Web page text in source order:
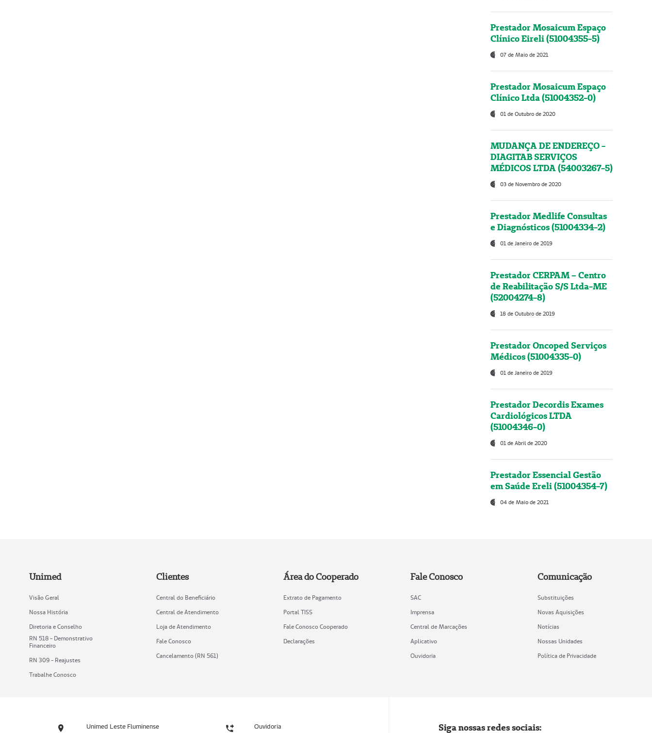
Prestador Mosaicum Espaço
Clínico Eireli (51004355-5)
07 de Maio de 2021
Prestador Mosaicum Espaço
Clínico Ltda (51004352-0)
01 de Outubro de 2020
MUDANÇA DE ENDEREÇO -
DIAGITAB SERVIÇOS
MÉDICOS LTDA (54003267-5)
03 de Novembro de 2020
Prestador Medlife Consultas
e Diagnósticos (51004334-2)
01 de Janeiro de 2019
Prestador CERPAM – Centro
de Reabilitação S/S Ltda-ME
(52004274-8)
18 de Outubro de 2019
Prestador Oncoped Serviços
Médicos (51004335-0)
01 de Janeiro de 2019
Prestador Decordis Exames
Cardiológicos LTDA
(51004346-0)
01 de Abril de 2020
Prestador Essencial Gestão
em Saúde Ereli (51004354-7)
04 de Maio de 2021
Unimed
Visão Geral
Nossa História
Diretoria e Conselho
RN 518 - Demonstrativo
Financeiro
RN 309 - Reajustes
Trabalhe Conosco
Clientes
Central do Beneficiário
Central de Atendimento
Loja de Atendimento
Fale Conosco
Cancelamento (RN 561)
Área do Cooperado
Extrato de Pagamento
Portal TISS
Fale Conosco Cooperado
Declarações
Fale Conosco
SAC
Imprensa
Central de Marcações
Aplicativo
Ouvidoria
Comunicação
Substituições
Novas Aquisições
Notícias
Nossas Unidades
Política de Privacidade
Unimed Leste Fluminense Ouvidoria Siga nossas redes sociais: